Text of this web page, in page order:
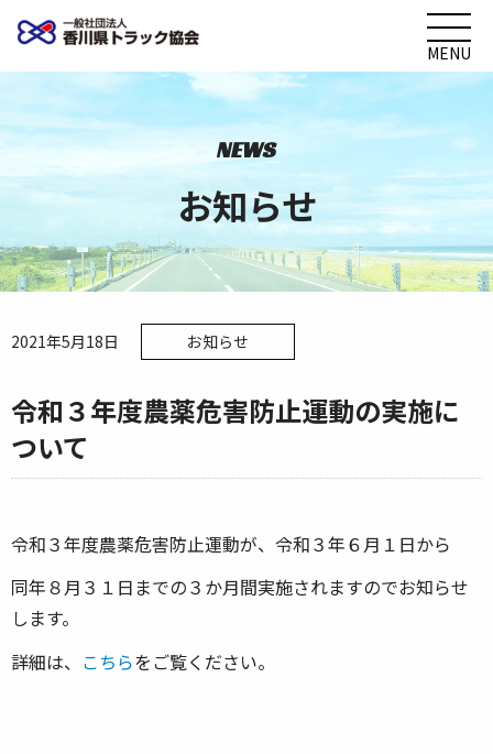
MENU
NEWS
お知らせ
2021年5月18日 お知らせ
令和３年度農薬危害防止運動の実施に
ついて
令和３年度農薬危害防止運動が、令和３年６月１日から
同年８月３１日までの３か月間実施されますのでお知らせ
します。
詳細は、 こちらをご覧ください。